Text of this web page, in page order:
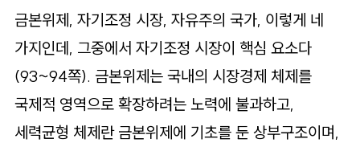
금본위제, 자기조정 시장, 자유주의 국가, 이렇게 네
가지인데, 그중에서 자기조정 시장이 핵심 요소다
(93~94쪽). 금본위제는 국내의 시장경제 체제를
국제적 영역으로 확장하려는 노력에 불과하고,
세력균형 체제란 금본위제에 기초를 둔 상부구조이며,